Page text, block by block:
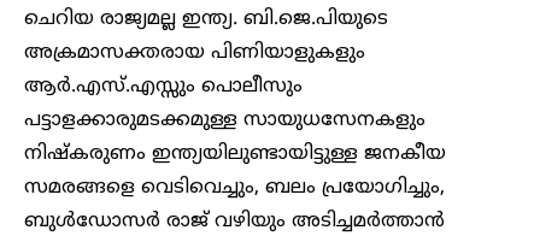
ചെറിയ രാജ്യമല്ല ഇന്ത്യ. ബി.ജെ.പിയുടെ
അക്രമാസക്തരായ പിണിയാളുകളും
ആർ.എസ്.എസ്സും പൊലീസും
പട്ടാളക്കാരുമടക്കമുള്ള സായുധസേനകളും
നിഷ്കരുണം ഇന്ത്യയിലുണ്ടായിട്ടുള്ള ജനകീയ
സമരങ്ങളെ വെടിവെച്ചും, ബലം പ്രയോ​ഗിച്ചും,
ബുൾഡോസർ രാജ് വഴിയും അടിച്ചമർത്താൻ